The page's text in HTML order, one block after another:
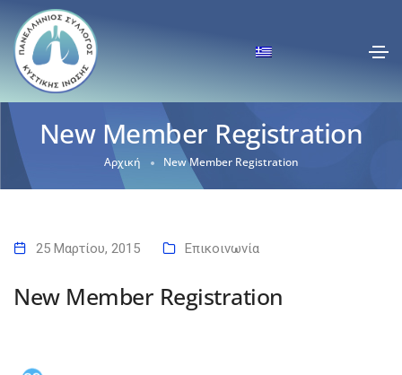
New Member Registration
Αρχική New Member Registration
25 Μαρτίου, 2015 Επικοινωνία
New Member Registration